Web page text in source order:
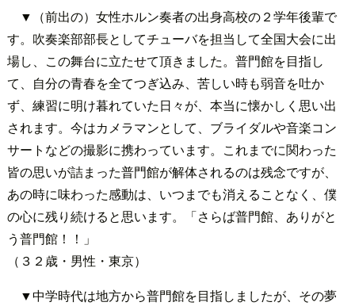
▼（前出の）女性ホルン奏者の出身高校の２学年後輩で
す。吹奏楽部部長としてチューバを担当して全国大会に出
場し、この舞台に立たせて頂きました。普門館を目指し
て、自分の青春を全てつぎ込み、苦しい時も弱音を吐か
ず、練習に明け暮れていた日々が、本当に懐かしく思い出
されます。今はカメラマンとして、ブライダルや音楽コン
サートなどの撮影に携わっています。これまでに関わった
皆の思いが詰まった普門館が解体されるのは残念ですが、
あの時に味わった感動は、いつまでも消えることなく、僕
の心に残り続けると思います。「さらば普門館、ありがと
う普門館！！」
（３２歳・男性・東京）
▼中学時代は地方から普門館を目指しましたが、その夢